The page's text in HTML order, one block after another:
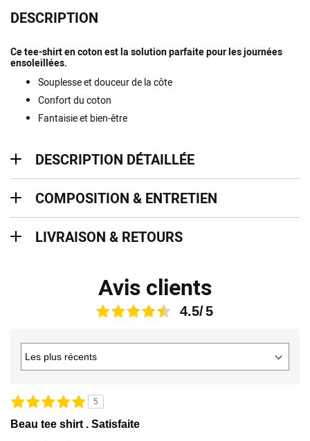
DESCRIPTION
Ce tee-shirt en coton est la solution parfaite pour les journées
ensoleillées.
Souplesse et douceur de la côte
Confort du coton
Fantaisie et bien-être
DESCRIPTION DÉTAILLÉE
COMPOSITION & ENTRETIEN
LIVRAISON & RETOURS
Avis clients
4.5
5
Beau tee shirt . Satisfaite